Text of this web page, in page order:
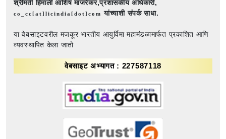
श्रीमती हिमाली आशिष मांजरेकर,प्रशासकीय अधिकारी,
co_cc[at]licindia[dot]comयांच्याशी संपर्क साधा.
या वेबसाइटवरील मजकूर भारतीय आयुर्विमा महामंडळामार्फत प्रकाशित आणि
व्यवस्थापित केला जातो
वेबसाइट अभ्यागत : 227587118